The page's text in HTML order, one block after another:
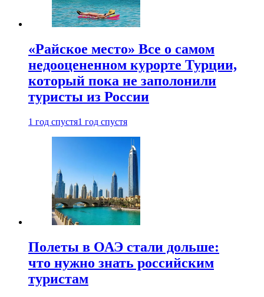
«Райское место» Все о самом
недооцененном курорте Турции,
который пока не заполонили
туристы из России
1 год спустя1 год спустя
Полеты в ОАЭ стали дольше:
что нужно знать российским
туристам